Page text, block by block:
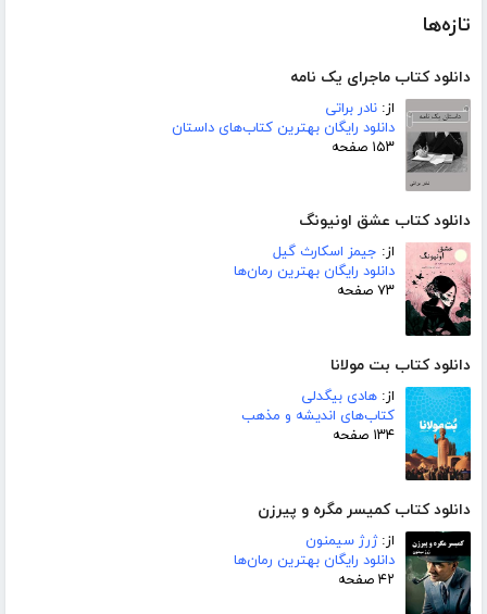
تازه‌ها
دانلود کتاب ماجرای یک نامه
از: نادر براتی
دانلود رایگان بهترین کتاب‌های داستان
۱۵۳ صفحه
دانلود کتاب عشق اونیونگ
از: جیمز اسکارث گیل
دانلود رایگان بهترین رمان‌ها
۷۳ صفحه
دانلود کتاب بت مولانا
از: هادی بیگدلی
کتاب‌های اندیشه و مذهب
۱۳۴ صفحه
دانلود کتاب کمیسر مگره و پیرزن
از:ژرژ سیمنون
دانلود رایگان بهترین رمان‌ها
۴۲ صفحه